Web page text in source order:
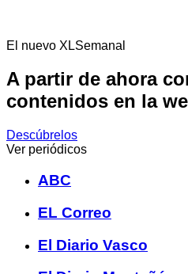
El nuevo XLSemanal
A partir de ahora
contenidos en la
Descúbrelos
Ver periódicos
ABC
EL Correo
El Diario Vasco